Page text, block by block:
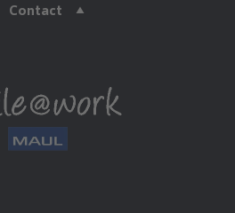
Contact